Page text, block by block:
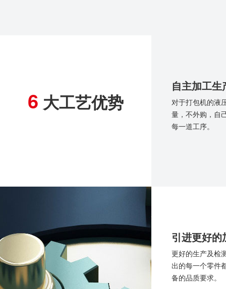
6 大工艺优势
引进更好的
更好的生产及检
出的每一个零件
备的品质要求。
自主加工
对于打包机的液
量，不外购，自
每一道工序。